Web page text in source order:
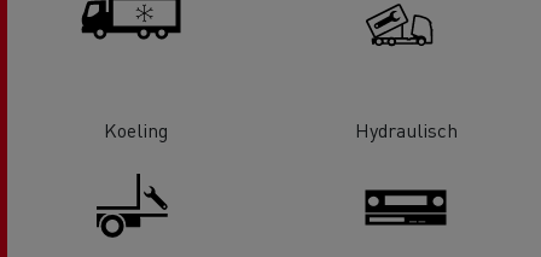
Koeling Hydraulisch